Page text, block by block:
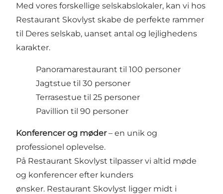
Med vores forskellige selskabslokaler, kan vi hos
Restaurant Skovlyst skabe de perfekte rammer
til Deres selskab, uanset antal og lejlighedens
karakter.
​Panoramarestaurant til 100 personer
​Jagtstue til 30 personer
Terrasestue til 25 personer
Pavillion til 90 personer
Konferencer og møder– en unik og
professionel oplevelse.
På Restaurant Skovlyst tilpasser vi altid møde
og konferencer efter kunders
ønsker. Restaurant Skovlyst ligger midt i